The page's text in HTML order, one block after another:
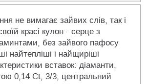
не вимагає зайвих слів, так і
красі кулон - серце з
без зайвого пафосу
найтепліші і найщиріші
вставок: діаманти,
0,14 Ct, 3/3, центральний